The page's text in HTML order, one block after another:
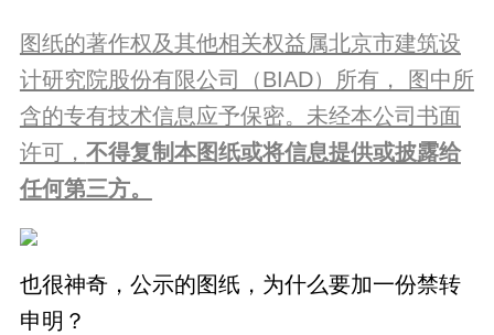
图纸的著作权及其他相关权益属北京市建筑设
计研究院股份有限公司（BIAD）所有， 图中所
含的专有技术信息应予保密。未经本公司书面
许可， 不得复制本图纸或将信息提供或披露给
任何第三方。
也很神奇，公示的图纸，为什么要加一份禁转
申明？